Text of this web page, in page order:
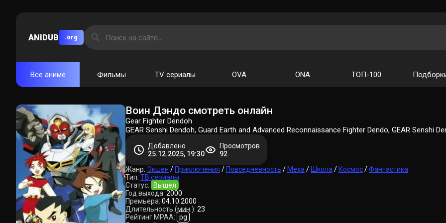
ANIDUB .org
Все аниме Фильмы TV сериалы OVA ONA ТОП-100
Воин Дэндо смотреть онлайн
Gear Fighter Dendoh
GEAR Senshi Dendoh, Guard Earth and Advanced Reconnaissance Fighter Dendo, GEAR Senshi
Добавлено
25.12.2025, 19:30
Просмотров
92
Жанр: Экшен / Приключения / Повседневность / Меха / Школа / Космос/Фантастика
Тип: ТВ сериалы
Статус:
Вышел
Год выхода: 2000
Премьера: 04.10.2000
Длительность (мин.): 23
Рейтинг MPAA: pg